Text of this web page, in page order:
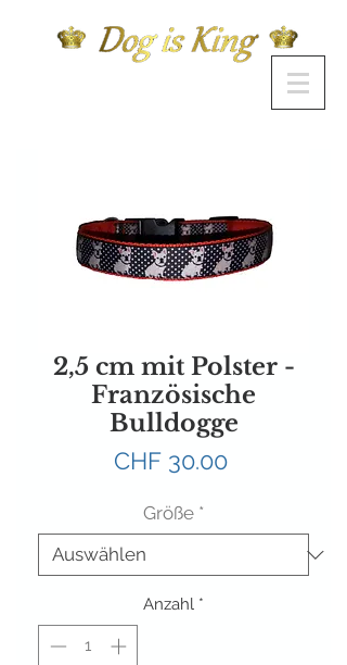
2,5 cm mit Polster -
Französische
Bulldogge
CHF 30.00Preis
Größe *
Anzahl *